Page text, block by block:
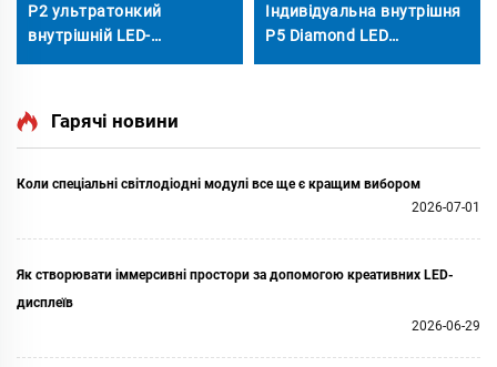
P2 ультратонкий
внутрішній LED-
Індивідуальна внутрішня
P5 Diamond LED
Гарячі новини
Коли спеціальні світлодіодні модулі все ще є кращим вибором
2026-07-01
Як створювати іммерсивні простори за допомогою креативних LED-
дисплеїв
2026-06-29